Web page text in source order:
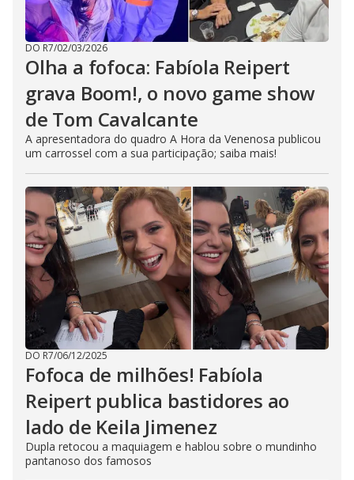
DO R7/02/03/2026
Olha a fofoca: Fabíola Reipert
grava Boom!, o novo game show
de Tom Cavalcante
A apresentadora do quadro A Hora da Venenosa publicou
um carrossel com a sua participação; saiba mais!
DO R7/06/12/2025
Fofoca de milhões! Fabíola
Reipert publica bastidores ao
lado de Keila Jimenez
Dupla retocou a maquiagem e hablou sobre o mundinho
pantanoso dos famosos